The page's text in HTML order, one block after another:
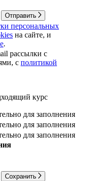
Отправить
персональных
на сайте, и
.
рассылки с
с политикой
курс
для заполнения
для заполнения
для заполнения
Сохранить